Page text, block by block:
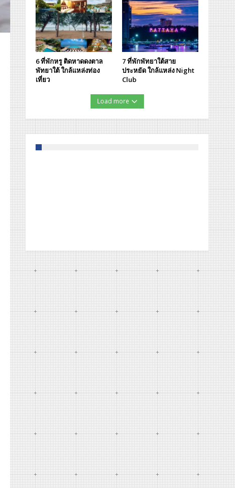
6 ที่พักหรู ติดหาดดงตาล
พัทยาใต้ ใกล้แหล่งท่อง
เที่ยว
7 ที่พักพัทยาใต้สาย
ประหยัด ใกล้แหล่ง Night
Club
Load more